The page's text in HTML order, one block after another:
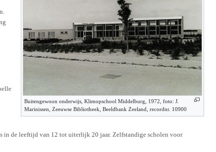
Buitengewoon onderwijs, Klimopschool Middelburg, 1972, foto: J.
Marinissen, Zeeuwse Bibliotheek, Beeldbank Zeeland, recordnr. 10900
in de leeftijd van 12 tot uiterlijk 20 jaar. Zelfstandige scholen voor